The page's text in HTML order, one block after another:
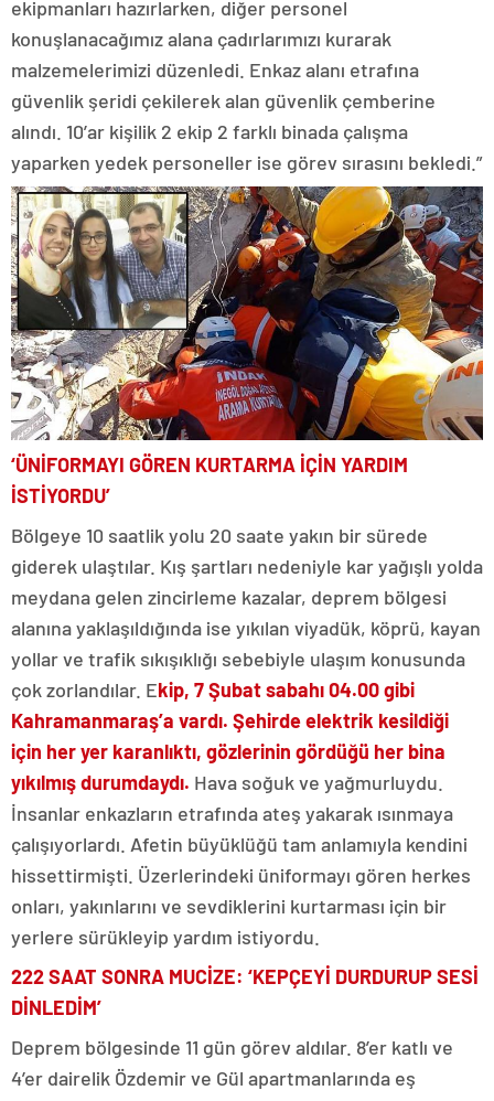
ekipmanları hazırlarken, diğer personel
konuşlanacağımız alana çadırlarımızı kurarak
malzemelerimizi düzenledi. Enkaz alanı etrafına
güvenlik şeridi çekilerek alan güvenlik çemberine
alındı. 10’ar kişilik 2 ekip 2 farklı binada çalışma
yaparken yedek personeller ise görev sırasını bekledi.”
‘ÜNİFORMAYI GÖREN KURTARMA İÇİN YARDIM
İSTİYORDU’
Bölgeye 10 saatlik yolu 20 saate yakın bir sürede
giderek ulaştılar. Kış şartları nedeniyle kar yağışlı yolda
meydana gelen zincirleme kazalar, deprem bölgesi
alanına yaklaşıldığında ise yıkılan viyadük, köprü, kayan
yollar ve trafik sıkışıklığı sebebiyle ulaşım konusunda
çok zorlandılar. Ekip, 7 Şubat sabahı 04.00 gibi
Kahramanmaraş’a vardı. Şehirde elektrik kesildiği
için her yer karanlıktı, gözlerinin gördüğü her bina
yıkılmış durumdaydı. Hava soğuk ve yağmurluydu.
İnsanlar enkazların etrafında ateş yakarak ısınmaya
çalışıyorlardı. Afetin büyüklüğü tam anlamıyla kendini
hissettirmişti. Üzerlerindeki üniformayı gören herkes
onları, yakınlarını ve sevdiklerini kurtarması için bir
yerlere sürükleyip yardım istiyordu.
222 SAAT SONRA MUCİZE: ‘KEPÇEYİ DURDURUP SESİ
DİNLEDİM’
Deprem bölgesinde 11 gün görev aldılar. 8’er katlı ve
4’er dairelik Özdemir ve Gül apartmanlarında eş